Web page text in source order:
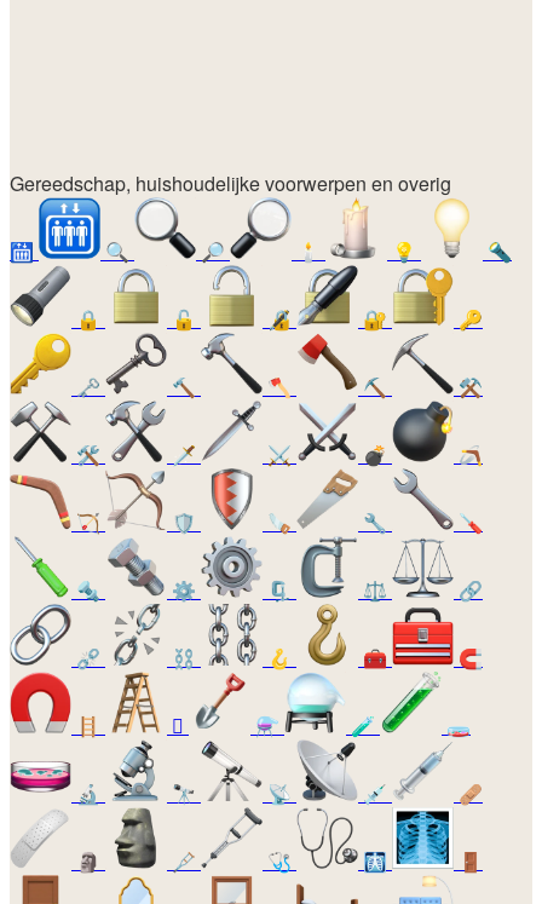
Gereedschap, huishoudelijke voorwerpen en overig
🛗 🔍 🔎 🕯️ 💡 🔦
🔒 🔓 🔏 🔐 🔑
🗝️ 🔨 🪓 ⛏️ ⚒️
🛠️ 🗡️ ⚔️ 💣 🪃
🏹 🛡️ 🪚 🔧 🪛
🔩 ⚙️ 🗜️ ⚖️ 🔗
⛓️‍💥 ⛓️ 🪝 🧰 🧲
🪜 🪏 ⚗️ 🧪 🧫
🔬 🔭 📡 💉 🩹
🗿 🩼 🩺 🩻 🚪